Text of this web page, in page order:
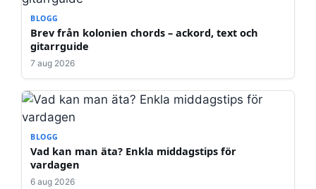
BLOGG
Brev från kolonien chords – ackord, text och
gitarrguide
7 aug 2026
BLOGG
Vad kan man äta? Enkla middagstips för
vardagen
6 aug 2026